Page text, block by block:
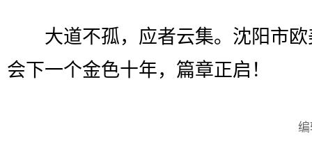
大道不孤，应者云集。沈阳市欧
会下一个金色十年，篇章正启！